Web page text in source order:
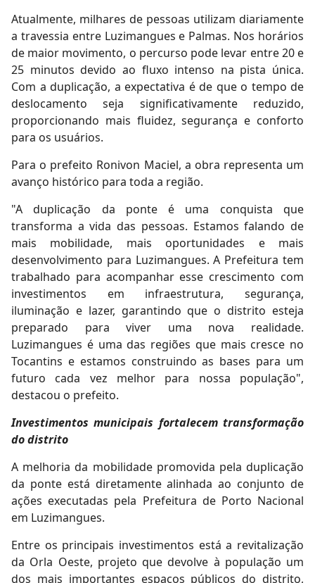
Atualmente, milhares de pessoas utilizam diariamente
a travessia entre Luzimangues e Palmas. Nos horários
de maior movimento, o percurso pode levar entre 20 e
25 minutos devido ao fluxo intenso na pista única.
Com a duplicação, a expectativa é de que o tempo de
deslocamento seja significativamente reduzido,
proporcionando mais fluidez, segurança e conforto
para os usuários.
Para o prefeito Ronivon Maciel, a obra representa um
avanço histórico para toda a região.
"A duplicação da ponte é uma conquista que
transforma a vida das pessoas. Estamos falando de
mais mobilidade, mais oportunidades e mais
desenvolvimento para Luzimangues. A Prefeitura tem
trabalhado para acompanhar esse crescimento com
investimentos em infraestrutura, segurança,
iluminação e lazer, garantindo que o distrito esteja
preparado para viver uma nova realidade.
Luzimangues é uma das regiões que mais cresce no
Tocantins e estamos construindo as bases para um
futuro cada vez melhor para nossa população",
destacou o prefeito.
Investimentos municipais fortalecem transformação
do distrito
A melhoria da mobilidade promovida pela duplicação
da ponte está diretamente alinhada ao conjunto de
ações executadas pela Prefeitura de Porto Nacional
em Luzimangues.
Entre os principais investimentos está a revitalização
da Orla Oeste, projeto que devolve à população um
dos mais importantes espaços públicos do distrito,